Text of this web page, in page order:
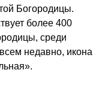
Богородицы.
более 400
среди
недавно, икона